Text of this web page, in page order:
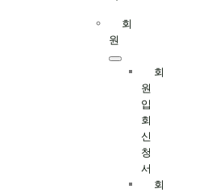
회
원
회
원
입
회
신
청
서
회